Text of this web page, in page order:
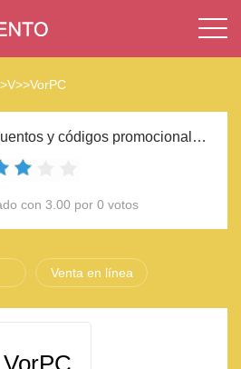
V>>VorPC
Descuentos y códigos promocionales VorPC 2023
con 3.00 por 0 votos
Venta en línea